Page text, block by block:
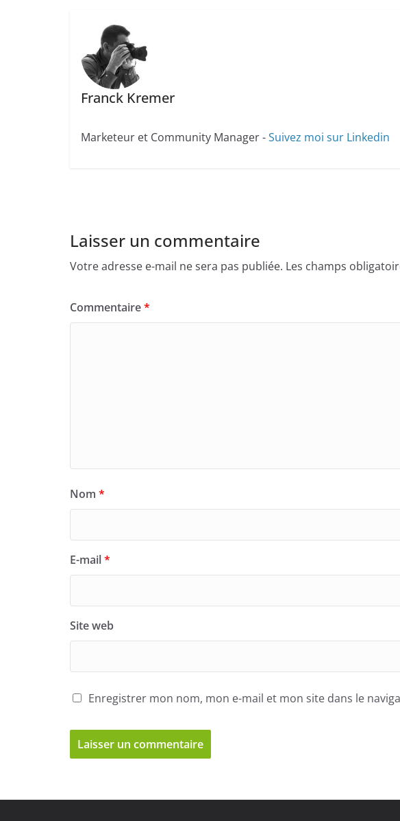
Franck Kremer
Marketeur et Community Manager -Suivez moi sur Linkedin
Laisser un commentaire
Votre adresse e-mail ne sera pas publiée. Les champs
Commentaire*
Nom *
E-mail*
Site web
Enregistrer mon nom, mon e-mail et mon site dans le